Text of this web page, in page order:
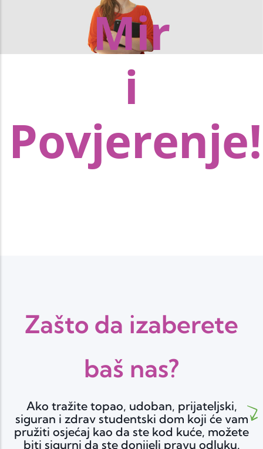
Mir
i
Povjerenje!
Zašto da izaberete
baš nas?
Ako tražite topao, udoban, prijateljski,
siguran i zdrav studentski dom koji će vam
pružiti osjećaj kao da ste kod kuće, možete
biti sigurni da ste donijeli pravu odluku.